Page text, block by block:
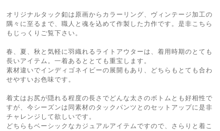
オリジナルタック釦は原画からカラーリング、ヴィンテージ加工の
隅々に至るまで、職人と魂を込めて作製した力作です。是非こちら
もじっくりご覧下さい。
春、夏、秋と気軽に羽織れるライトアウターは、着用時期のとても
長いアイテム。一着あるととても重宝します。
素材違いでインディゴネイビーの展開もあり、どちらもとても合わ
せやすいお色味です。
着丈はお尻が隠れる程度の長さでどんな太さのボトムとも好相性で
すが、今シーズンは同素材のタックパンツとのセットアップに是非
チャレンジして欲しいです。
どちらもベーシックなカジュアルアイテムですので、さらりと着こ